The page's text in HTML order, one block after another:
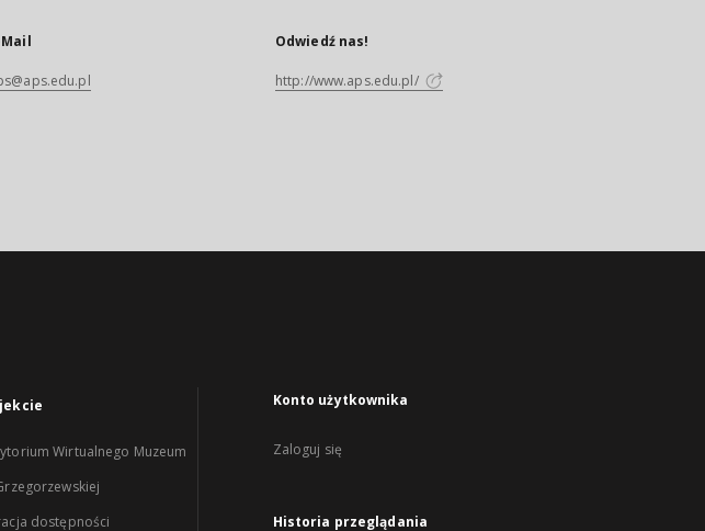
Mail Odwiedź nas!
http://www.aps.edu.pl/
Wirtualnego Muzeum
dostępności
Konto użytkownika
Zaloguj się
Historia przeglądania